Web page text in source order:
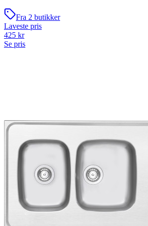
Fra 2 butikker
Laveste pris
425 kr
Se pris